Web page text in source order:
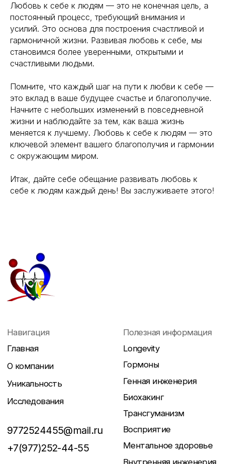
Любовь к себе к людям — это не конечная цель, а
постоянный процесс, требующий внимания и
усилий. Это основа для построения счастливой и
гармоничной жизни. Развивая любовь к себе, мы
становимся более уверенными, открытыми и
счастливыми людьми.
Помните, что каждый шаг на пути к любви к себе —
это вклад в ваше будущее счастье и благополучие.
Начните с небольших изменений в повседневной
жизни и наблюдайте за тем, как ваша жизнь
меняется к лучшему. Любовь к себе к людям — это
ключевой элемент вашего благополучия и гармонии
с окружающим миром.
Итак, дайте себе обещание развивать любовь к
себе к людям каждый день! Вы заслуживаете этого!